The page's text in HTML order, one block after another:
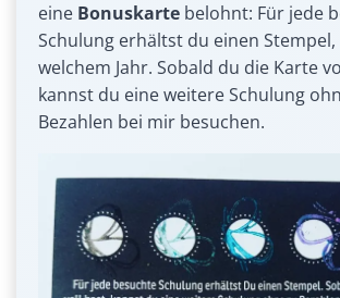
eine Bonuskarte belohnt: Für jede
Schulung erhältst du einen Stempel,
welchem Jahr. Sobald du die Karte
kannst du eine weitere Schulung
Bezahlen bei mir besuchen.